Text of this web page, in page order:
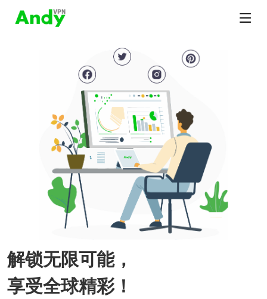
解锁无限可能，
享受全球精彩！